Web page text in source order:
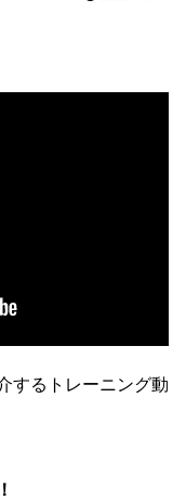
するトレーニング動